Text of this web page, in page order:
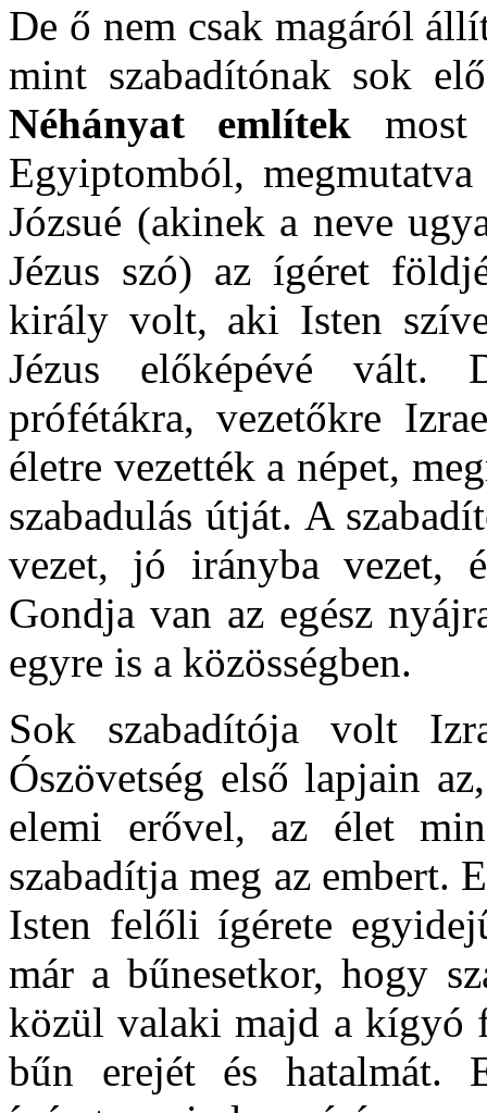
De ő nem csak magáról
mint szabadítónak sok
Néhányat említek
Egyiptomból,
Józsué (akinek a neve
Jézus szó) az ígéret
király volt, aki Isten
Jézus előképévé vált.
prófétákra, vezetőkre
életre vezették a népet,
szabadulás útját. A
vezet, jó irányba vezet,
Gondja van az egész
egyre is a közösségben.
Sok szabadítója volt
Ószövetség első lapjain
elemi erővel, az élet
szabadítja meg az embert.
Isten felőli ígérete
már a bűnesetkor, hogy
közül valaki majd a kígyó
bűn erejét és hatalmát.